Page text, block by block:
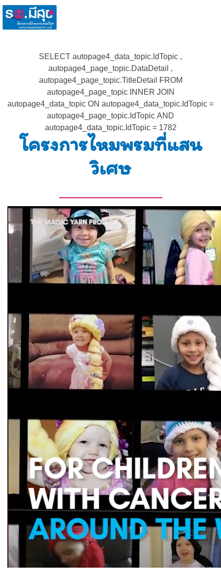
SELECT autopage4_data_topic.IdTopic ,
autopage4_page_topic.DataDetail ,
autopage4_page_topic.TitleDetail FROM
autopage4_page_topic INNER JOIN
autopage4_data_topic ON autopage4_data_topic.IdTopic =
autopage4_page_topic.IdTopic AND
autopage4_data_topic.IdTopic = 1782
โครงการไหมพรมที่แสน
วิเศษ